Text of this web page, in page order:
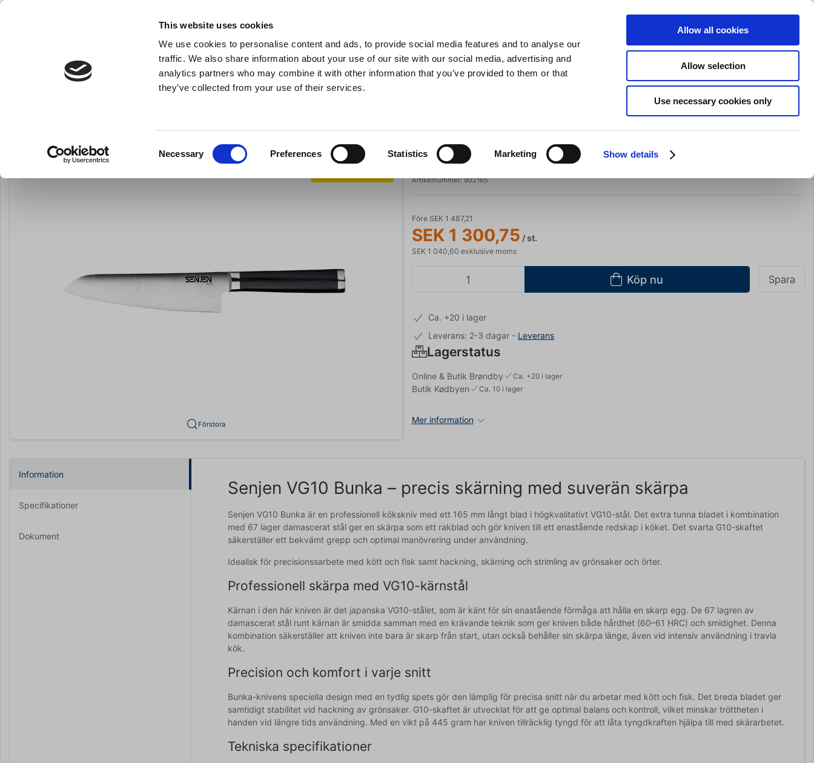
This website uses cookies
We use cookies to personalise content and ads, to provide social media features and to analyse our
traffic. We also share information about your use of our site with our social media, advertising and
analytics partners who may combine it with other information that you’ve provided to them or that
they’ve collected from your use of their services.
Necessary Preferences Statistics Marketing Show details
Allow all cookies
Allow selection
Use necessary cookies only
- Allt vad du behöver till ditt kök Sök Kundvagn (0)
Bakredskap Kok- och stekkärl Grillar Köksmaskiner Restaurangkläder Erbjurdanden Brands
Förstora
Spara 13%
Senjen
Bunkakniv, Senjen VG10, 16,5 cm
Artikelnummer:902165
Före SEK 1 487,21
SEK 1 300,75 / st.
SEK 1 040,60 exklusive moms
Köp nu Spara
Ca. +20 i lager
Leverans: 2-3 dagar - Leverans
Lagerstatus
Online & Butik Brøndby Ca. +20 i lager
Butik Kødbyen Ca. 10 i lager
Mer information
Information
Specifikationer
Dokument
Senjen VG10 Bunka – precis skärning med suverän skärpa
Senjen VG10 Bunka är en professionell kökskniv med ett 165 mm långt blad i högkvalitativt VG10-stål. Det extra tunna bladet i kombination
med 67 lager damascerat stål ger en skärpa som ett rakblad och gör kniven till ett enastående redskap i köket. Det svarta G10-skaftet
säkerställer ett bekvämt grepp och optimal manövrering under användning.
Idealisk för precisionssarbete med kött och fisk samt hackning, skärning och strimling av grönsaker och örter.
Professionell skärpa med VG10-kärnstål
Kärnan i den här kniven är det japanska VG10-stålet, som är känt för sin enastående förmåga att hålla en skarp egg. De 67 lagren av
damascerat stål runt kärnan är smidda samman med en krävande teknik som ger kniven både hårdhet (60–61 HRC) och smidighet. Denna
kombination säkerställer att kniven inte bara är skarp från start, utan också behåller sin skärpa länge, även vid intensiv användning i travla
kök.
Precision och komfort i varje snitt
Bunka-knivens speciella design med en tydlig spets gör den lämplig för precisa snitt när du arbetar med kött och fisk. Det breda bladet ger
samtidigt stabilitet vid hackning av grönsaker. G10-skaftet är utvecklat för att ge optimal balans och kontroll, vilket minskar tröttheten i
handen vid längre tids användning. Med en vikt på 445 gram har kniven tillräcklig tyngd för att låta tyngdkraften hjälpa till med skärarbetet.
Tekniska specifikationer